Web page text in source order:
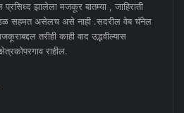
झालेला मजकूर बातम्या , जाहिराती
सहमत असेलच असे नाही .सदरील वेब चॅनेल
तरीही काही वाद उद्भवील्यास
राहील.